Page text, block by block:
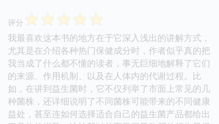
评分 ☆☆☆☆☆
我最喜欢这本书的地方在于它深入浅出的讲解方式，
尤其是在介绍各种热门保健成分时，作者似乎真的把
我当成了什么都不懂的读者，事无巨细地解释了它们
的来源、作用机制、以及在人体内的代谢过程。比
如，在讲到益生菌时，它不仅列举了市面上常见的几
种菌株，还详细说明了不同菌株可能带来的不同健康
益处，甚至连如何选择适合自己的益生菌产品都给出